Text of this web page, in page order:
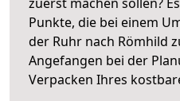
Punkte, die bei einem
der Ruhr nach Römhild
Angefangen bei der
Verpacken Ihres